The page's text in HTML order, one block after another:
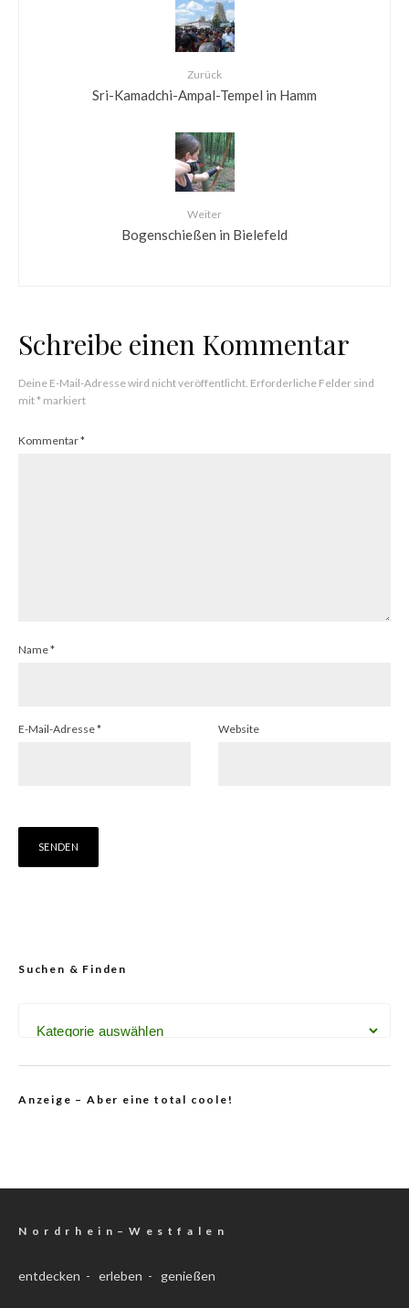
Zurück
Sri-Kamadchi-Ampal-Tempel in Hamm
Weiter
Bogenschießen in Bielefeld
Schreibe einen Kommentar
Deine E-Mail-Adresse wird nicht veröffentlicht. Erforderliche Felder sind
mit* markiert
Kommentar*
Name*
E-Mail-Adresse* Website
Suchen & Finden
Anzeige – Aber eine total coole!
N o r d r h e i n – W e s t f a l e n
entdecken - erleben - genießen